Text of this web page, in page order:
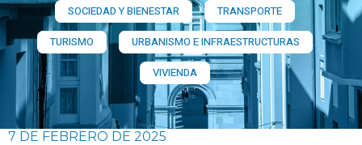
SOCIEDAD Y BIENESTAR
TRANSPORTE
TURISMO
URBANISMO E INFRAESTRUCTURAS
VIVIENDA
7 DE FEBRERO DE 2025